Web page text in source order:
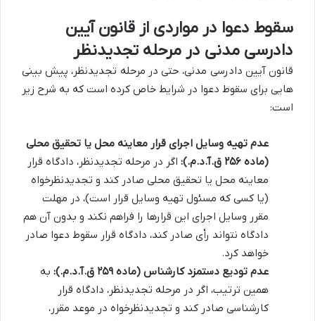
سقوط دعوا در مواردی از قانون آیین
دادرسی مدنی در مرحله تجدیدنظر
قانون آیین دادرسی مدنی، حتی در مرحله تجدیدنظر، پیش بینی
هایی برای سقوط دعوا در شرایط خاص کرده است که به شرح زیر
است:
عدم تهیه وسایل اجرای قرار معاینه محل یا تحقیق محلی
(ماده ۲۵۶ ق.آ.د.م.):
اگر در مرحله تجدیدنظر، دادگاه قرار
معاینه محل یا تحقیق محلی صادر کند و تجدیدنظرخواه
(یا کسی که مسئول تهیه وسایل قرار است)، در مهلت
مقرر وسایل اجرای این قرارها را فراهم نکند و بدون آن هم
دادگاه نتواند رأی صادر کند، دادگاه قرار سقوط دعوا صادر
خواهد کرد.
عدم تودیع دستمزد کارشناس (ماده ۲۵۹ ق.آ.د.م.):
به
همین ترتیب، اگر در مرحله تجدیدنظر، دادگاه قرار
کارشناسی صادر کند و تجدیدنظرخواه در موعد مقرر،